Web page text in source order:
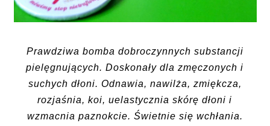
Prawdziwa bomba dobroczynnych substancji
pielęgnujących. Doskonały dla zmęczonych i
suchych dłoni. Odnawia, nawilża, zmiękcza,
rozjaśnia, koi, uelastycznia skórę dłoni i
wzmacnia paznokcie. Świetnie się wchłania.